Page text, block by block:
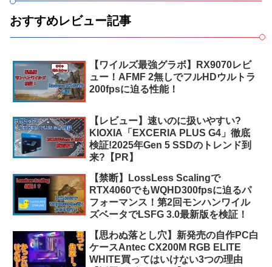
おすすめレビュー記事
【ワイルズ最強グラボ】RX9070レビ
ュー！AFMF 2無しでフルHDウルトラ
200fpsに迫る性能！
【レビュー】速いのに扱いやすい?
KIOXIA「EXCERIA PLUS G4」徹底
検証!2025年Gen 5 SSDのトレンド到
来?【PR】
【禁断】LossLess Scalingで
RTX4060でもWQHD300fpsに迫るパ
フォーマンス！第2回モンハンワイル
ズベータでLSFG 3.0最新版を検証！
【思わぬ落とし穴】新発売の自作PC白
ケースAntec CX200M RGB ELITE
WHITE買ってはいけない3つの理由